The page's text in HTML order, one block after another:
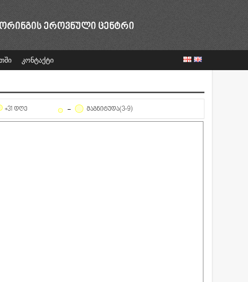
ᲔᲠᲝᲕᲜᲣᲚᲘ ᲪᲔᲜᲢᲠᲘ
კონტაქტი
+31 ᲓᲦᲔ ᲛᲐᲒᲜᲘᲢᲣᲓᲐ(3-9)